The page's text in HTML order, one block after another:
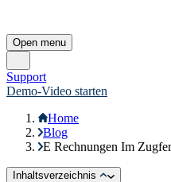
Open menu
Support
Demo-Video starten
Home
Blog
E Rechnungen Im
Inhaltsverzeichnis